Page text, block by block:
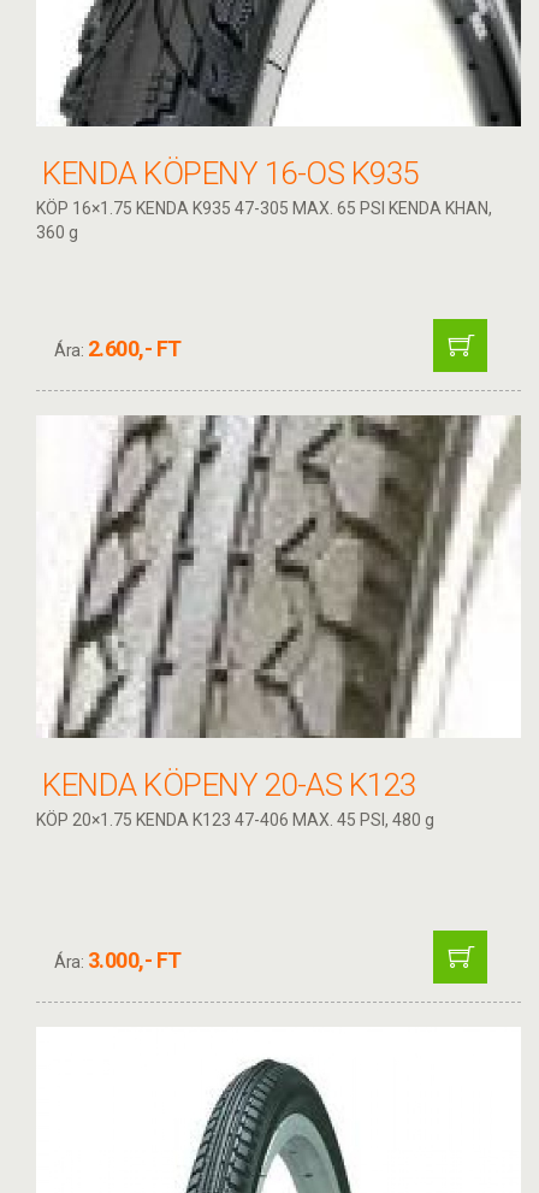
KENDA KÖPENY 16-OS K935
KÖP 16×1.75 KENDA K935 47-305 MAX. 65 PSI KENDA KHAN,
360 g
Ára: 2.600,- FT
KENDA KÖPENY 20-AS K123
KÖP 20×1.75 KENDA K123 47-406 MAX. 45 PSI, 480 g
Ára: 3.000,- FT